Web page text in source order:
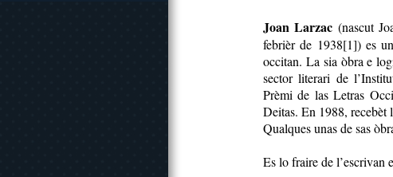
Joan Larzac (nascut
febrièr de 1938[1]) es
occitan. La sia òbra e
sector literari de
Prèmi de las Letras
Deitas. En 1988, recebèt
Qualques unas de sas
Es lo fraire de l’escrivan